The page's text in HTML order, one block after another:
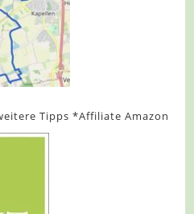
Tipps *Affiliate Amazon